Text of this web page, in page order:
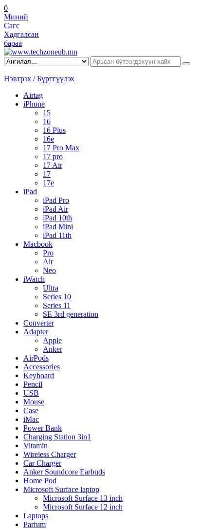
0
Миний
Сагс
Хадгалсан
бараа
Нэвтрэх / Бүртгүүлэх
Airtag
iPhone
15
16
16 Plus
16e
17 Pro Max
17 pro
17 Air
17
17e
iPad
iPad Pro
iPad Air
iPad 10th
iPad Mini
iPad 11th
Macbook
Pro
Air
Neo
iWatch
Ultra
Series 10
Series 11
SE 3rd generation
Converter
Adapter
Apple
Anker
AirPods
Accessories
Keyboard
Pencil
USB
Mouse
Case
iMac
Power Bank
Charging Station 3in1
Vitamin
Wireless Charger
Car Charger
Anker Soundcore Earbuds
Home Pod
Microsoft Surface laptop
Microsoft Surface 13 inch
Microsoft Surface 12 inch
Laptops
Parfum